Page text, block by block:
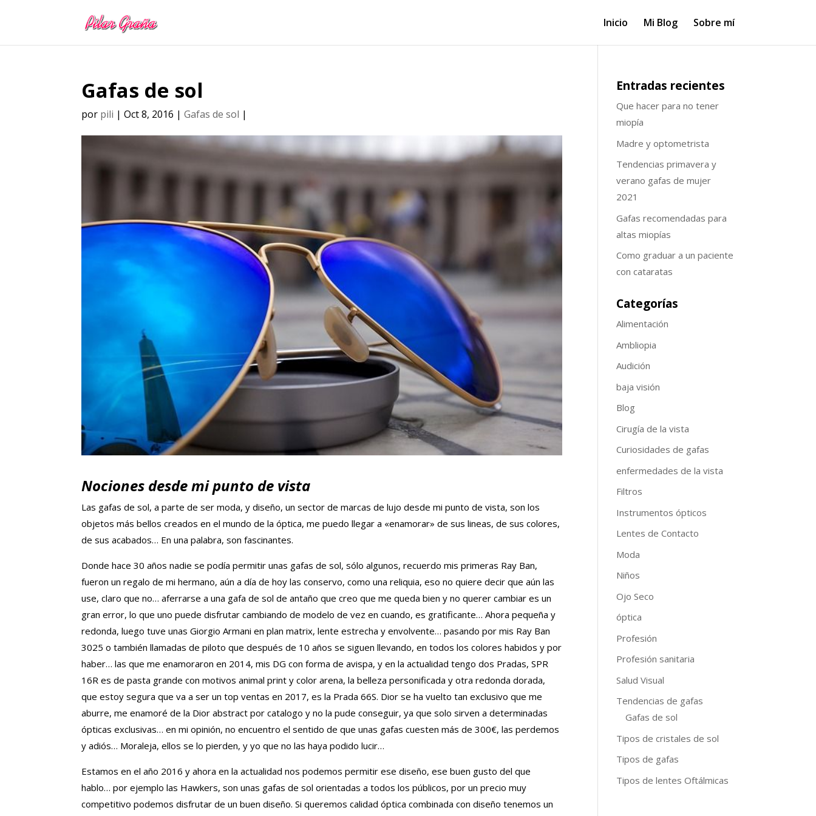
Inicio Mi Blog Sobre mí
Gafas de sol
por pili |Oct 8, 2016 |Gafas de sol |
Nociones desde mi punto de vista
Las gafas de sol, a parte de ser moda, y diseño, un sector de marcas de lujo desde mi punto de vista, son los
objetos más bellos creados en el mundo de la óptica, me puedo llegar a «enamorar» de sus lineas, de sus colores,
de sus acabados… En una palabra, son fascinantes.
Donde hace 30 años nadie se podía permitir unas gafas de sol, sólo algunos, recuerdo mis primeras Ray Ban,
fueron un regalo de mi hermano, aún a día de hoy las conservo, como una reliquia, eso no quiere decir que aún las
use, claro que no… aferrarse a una gafa de sol de antaño que creo que me queda bien y no querer cambiar es un
gran error, lo que uno puede disfrutar cambiando de modelo de vez en cuando, es gratificante… Ahora pequeña y
redonda, luego tuve unas Giorgio Armani en plan matrix, lente estrecha y envolvente… pasando por mis Ray Ban
3025 o también llamadas de piloto que después de 10 años se siguen llevando, en todos los colores habidos y por
haber… las que me enamoraron en 2014, mis DG con forma de avispa, y en la actualidad tengo dos Pradas, SPR
16R es de pasta grande con motivos animal print y color arena, la belleza personificada y otra redonda dorada,
que estoy segura que va a ser un top ventas en 2017, es la Prada 66S. Dior se ha vuelto tan exclusivo que me
aburre, me enamoré de la Dior abstract por catalogo y no la pude conseguir, ya que solo sirven a determinadas
ópticas exclusivas… en mi opinión, no encuentro el sentido de que unas gafas cuesten más de 300€, las perdemos
y adiós… Moraleja, ellos se lo pierden, y yo que no las haya podido lucir…
Estamos en el año 2016 y ahora en la actualidad nos podemos permitir ese diseño, ese buen gusto del que
hablo… por ejemplo las Hawkers, son unas gafas de sol orientadas a todos los públicos, por un precio muy
competitivo podemos disfrutar de un buen diseño. Si queremos calidad óptica combinada con diseño tenemos un
Entradas recientes
Que hacer para no tener
miopía
Madre y optometrista
Tendencias primavera y
verano gafas de mujer
2021
Gafas recomendadas para
altas miopías
Como graduar a un paciente
con cataratas
Categorías
Alimentación
Ambliopia
Audición
baja visión
Blog
Cirugía de la vista
Curiosidades de gafas
enfermedades de la vista
Filtros
Instrumentos ópticos
Lentes de Contacto
Moda
Niños
Ojo Seco
óptica
Profesión
Profesión sanitaria
Salud Visual
Tendencias de gafas
Gafas de sol
Tipos de cristales de sol
Tipos de gafas
Tipos de lentes Oftálmicas